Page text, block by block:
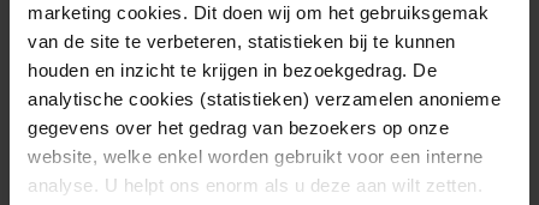
marketing cookies. Dit doen wij om het gebruiksgemak
van de site te verbeteren, statistieken bij te kunnen
houden en inzicht te krijgen in bezoekgedrag. De
analytische cookies (statistieken) verzamelen anonieme
gegevens over het gedrag van bezoekers op onze
website, welke enkel worden gebruikt voor een interne
analyse. U helpt ons enorm als u deze aan wilt zetten.